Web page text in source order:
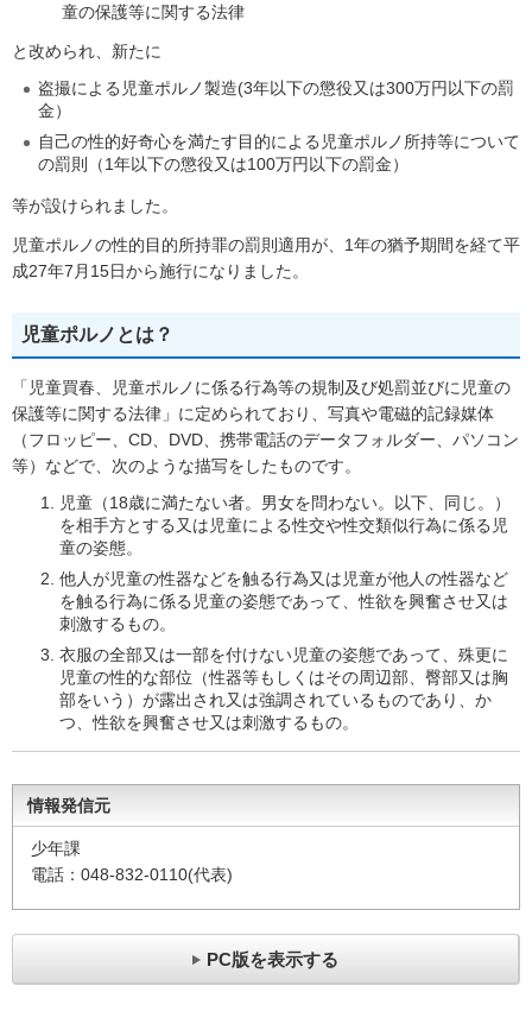
童の保護等に関する法律
と改められ、新たに
盗撮による児童ポルノ製造(3年以下の懲役又は300万円以下の罰
金）
自己の性的好奇心を満たす目的による児童ポルノ所持等について
の罰則（1年以下の懲役又は100万円以下の罰金）
等が設けられました。
児童ポルノの性的目的所持罪の罰則適用が、1年の猶予期間を経て平
成27年7月15日から施行になりました。
児童ポルノとは？
「児童買春、児童ポルノに係る行為等の規制及び処罰並びに児童の
保護等に関する法律」に定められており、写真や電磁的記録媒体
（フロッピー、CD、DVD、携帯電話のデータフォルダー、パソコン
等）などで、次のような描写をしたものです。
児童（18歳に満たない者。男女を問わない。以下、同じ。）
を相手方とする又は児童による性交や性交類似行為に係る児
童の姿態。
他人が児童の性器などを触る行為又は児童が他人の性器など
を触る行為に係る児童の姿態であって、性欲を興奮させ又は
刺激するもの。
衣服の全部又は一部を付けない児童の姿態であって、殊更に
児童の性的な部位（性器等もしくはその周辺部、臀部又は胸
部をいう）が露出され又は強調されているものであり、か
つ、性欲を興奮させ又は刺激するもの。
情報発信元
少年課
電話：048-832-0110(代表)
PC版を表示する